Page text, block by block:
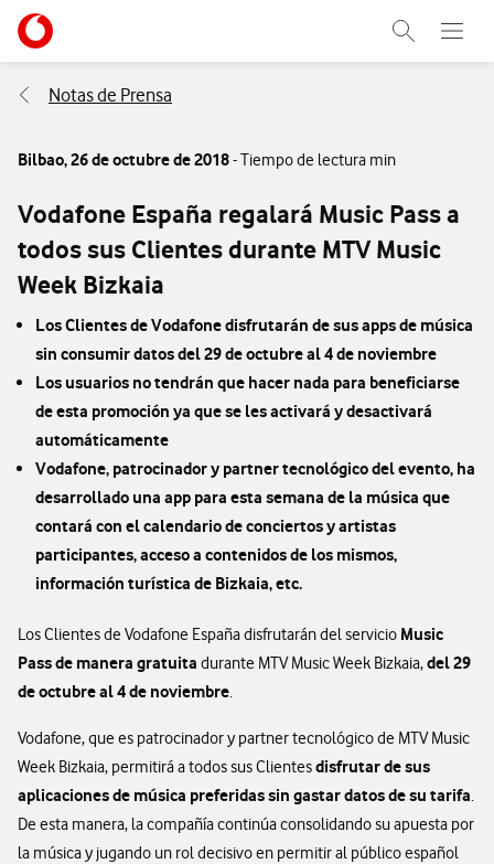
Ir a la pagina principal de vodafone.es
Abrir
Menu
Abre
Notas de Prensa
Bilbao,26 de octubre de 2018- Tiempo de lectura min
Vodafone España regalará Music Pass a
todos sus Clientes durante MTV Music
Week Bizkaia
Los Clientes de Vodafone disfrutarán de sus apps de música
sin consumir datos del 29 de octubre al 4 de noviembre
Los usuarios no tendrán que hacer nada para beneficiarse
de esta promoción ya que se les activará y desactivará
automáticamente
Vodafone, patrocinador y partner tecnológico del evento, ha
desarrollado una app para esta semana de la música que
contará con el calendario de conciertos y artistas
participantes, acceso a contenidos de los mismos,
información turística de Bizkaia, etc.
Los Clientes de Vodafone España disfrutarán del servicio Music
Pass de manera gratuita durante MTV Music Week Bizkaia,del 29
de octubre al 4 de noviembre.
Vodafone, que es patrocinador y partner tecnológico de MTV Music
Week Bizkaia, permitirá a todos sus Clientesdisfrutar de sus
aplicaciones de música preferidas sin gastar datos de su tarifa.
De esta manera, la compañía continúa consolidando su apuesta por
la música y jugando un rol decisivo en permitir al público español